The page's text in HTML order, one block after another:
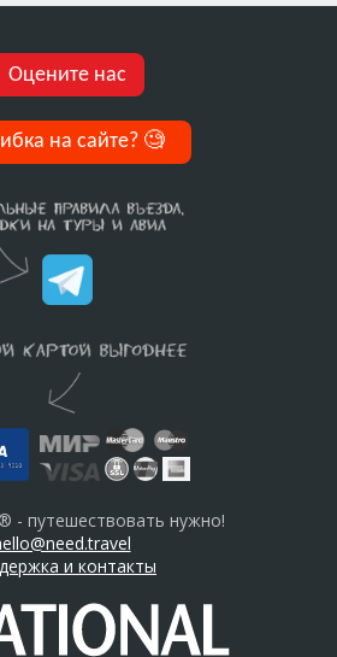
Оцените нас
на сайте? 🧐
- путешествовать нужно!
и контакты